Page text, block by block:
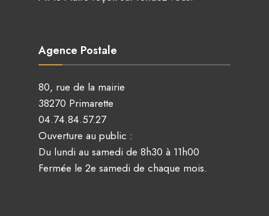
Agence Postale
80, rue de la mairie
38270 Primarette
04.74.84.57.27
Ouverture au public :
Du lundi au samedi de 8h30 à 11h00
Fermée le 2e samedi de chaque mois.